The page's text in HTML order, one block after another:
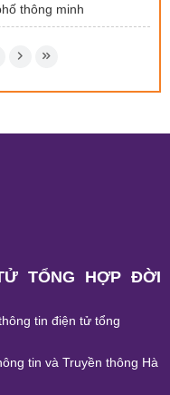
thông minh
TỔNG HỢP ĐỜI
tin điện tử tổng
tin và Truyền thông Hà